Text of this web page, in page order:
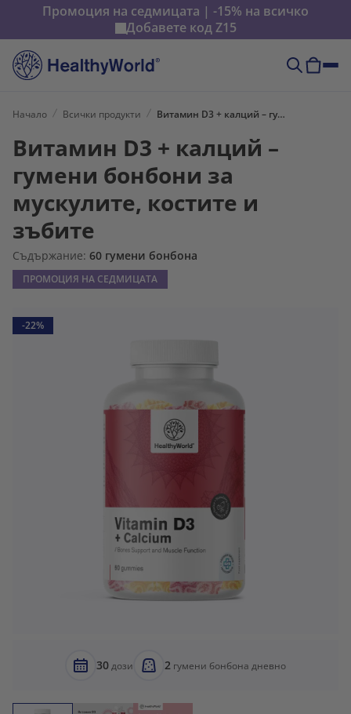
Промоция на седмицата | -15% на всичко
Добавете кодZ15
Начало Всички продукти Витамин D3 + калций – гумени бонбони за мускулите, костите и зъбите
Витамин D3 + калций –
гумени бонбони за
мускулите, костите и
зъбите
Съдържание: 60 гумени бонбона
ПРОМОЦИЯ НА СЕДМИЦАТА
-22%
30дози 2 гумени бонбона дневно